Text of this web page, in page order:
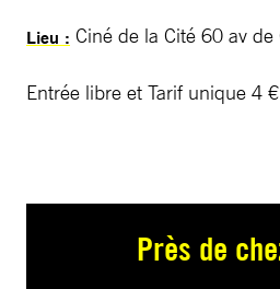
Lieu : Ciné de la Cité 60 av
Entrée libre et Tarif unique 4 €
Près de